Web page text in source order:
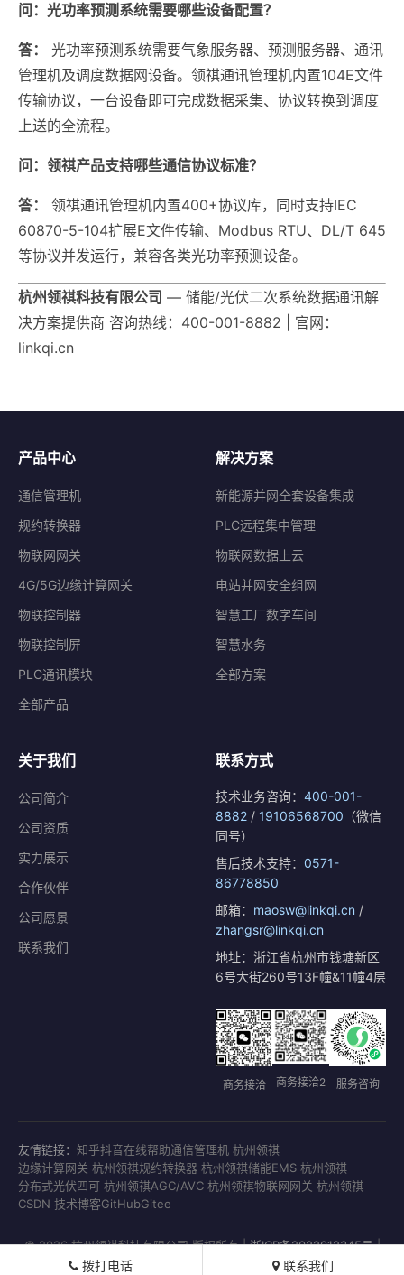
问：光功率预测系统需要哪些设备配置？
答：
光功率预测系统需要气象服务器、预测服务器、通讯
管理机及调度数据网设备。领祺通讯管理机内置104E文件
传输协议，一台设备即可完成数据采集、协议转换到调度
上送的全流程。
问：领祺产品支持哪些通信协议标准？
答：
领祺通讯管理机内置400+协议库，同时支持IEC
60870-5-104扩展E文件传输、Modbus RTU、DL/T 645
等协议并发运行，兼容各类光功率预测设备。
杭州领祺科技有限公司 — 储能/光伏二次系统数据通讯解
决方案提供商 咨询热线：400-001-8882 | 官网：
linkqi.cn
产品中心
通信管理机
规约转换器
物联网网关
4G/5G边缘计算网关
物联控制器
物联控制屏
PLC通讯模块
全部产品
解决方案
新能源并网全套设备集成
PLC远程集中管理
物联网数据上云
电站并网安全组网
智慧工厂数字车间
智慧水务
全部方案
关于我们
公司简介
公司资质
实力展示
合作伙伴
公司愿景
联系我们
联系方式
技术业务咨询： 400-001-
8882 / 19106568700 （微信
同号）
售后技术支持： 0571-
86778850
邮箱： maosw@linkqi.cn /
zhangsr@linkqi.cn
地址：浙江省杭州市钱塘新区
6号大街260号13F幢&11幢4层
商务接洽 商务接洽2 服务咨询
友情链接： 知乎抖音在线帮助通信管理机 杭州领祺
边缘计算网关 杭州领祺规约转换器 杭州领祺储能EMS 杭州领祺
分布式光伏四可 杭州领祺AGC/AVC 杭州领祺物联网网关 杭州领祺
CSDN 技术博客GitHubGitee
© 2026 杭州领祺科技有限公司 版权所有 |浙ICP备2022012345号|
浙公网安备33011802001771号
拨打电话 联系我们